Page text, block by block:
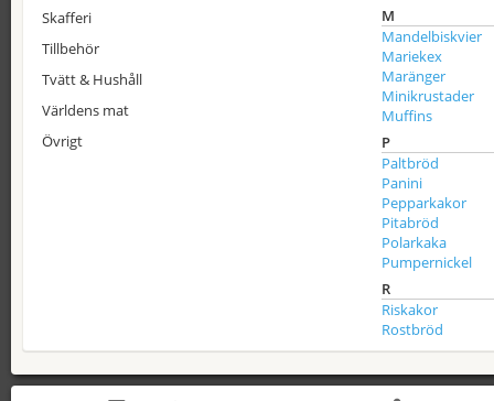
Skafferi
Tillbehör
Tvätt & Hushåll
Världens mat
Övrigt
M
Mandelbiskvier
Mariekex
Maränger
Minikrustader
Muffins
P
Paltbröd
Panini
Pepparkakor
Pitabröd
Polarkaka
Pumpernickel
R
Riskakor
Rostbröd